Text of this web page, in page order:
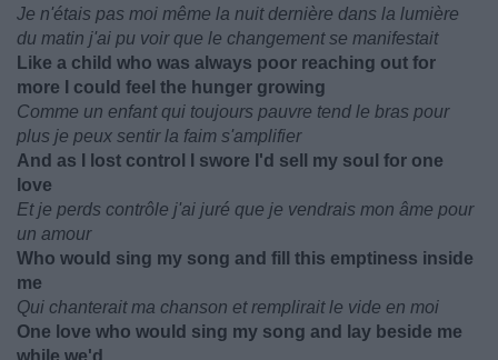
Je n'étais pas moi même la nuit dernière dans la lumière
du matin j'ai pu voir que le changement se manifestait
Like a child who was always poor reaching out for
more I could feel the hunger growing
Comme un enfant qui toujours pauvre tend le bras pour
plus je peux sentir la faim s'amplifier
And as I lost control I swore I'd sell my soul for one
love
Et je perds contrôle j'ai juré que je vendrais mon âme pour
un amour
Who would sing my song and fill this emptiness inside
me
Qui chanterait ma chanson et remplirait le vide en moi
One love who would sing my song and lay beside me
while we'd...